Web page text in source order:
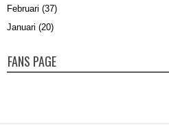
Februari (37)
Januari (20)
FANS PAGE